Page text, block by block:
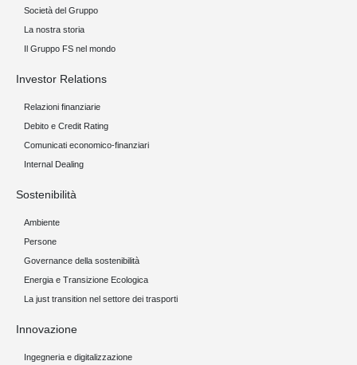
Società del Gruppo
La nostra storia
Il Gruppo FS nel mondo
Investor Relations
Relazioni finanziarie
Debito e Credit Rating
Comunicati economico-finanziari
Internal Dealing
Sostenibilità
Ambiente
Persone
Governance della sostenibilità
Energia e Transizione Ecologica
La just transition nel settore dei trasporti
Innovazione
Ingegneria e digitalizzazione